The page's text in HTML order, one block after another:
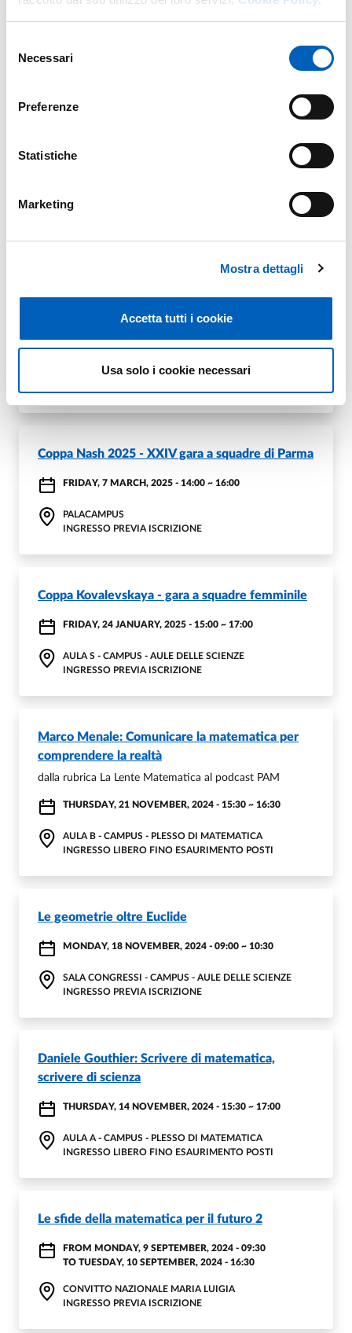
delNecessari
Preferenze
Statistiche
Marketing
Mostra dettagli
Accetta tutti i cookie
Usa solo i cookie necessari
Onde gravitazionale e grandi esperimenti
AULA GALILEI - CAMPUS - PLESSO DI FISICA
Dalla ricerca alla formazione in classe: riflessioni
sulla didattica della matematica
FRIDAY, 23 MAY, 2025 - 09:00~18:00
SCUOLA PRIMARIA "PIETRO COCCONI"
Giornata finale Olimpiadi della Matematica
Coppa Nash 2025 - XXIV gara a squadre di Parma
FRIDAY, 7 MARCH, 2025 - 14:00 ~ 16:00
PALACAMPUS
INGRESSO PREVIA ISCRIZIONE
Coppa Kovalevskaya - gara a squadre femminile
FRIDAY, 24 JANUARY, 2025 - 15:00 ~ 17:00
AULA S - CAMPUS - AULE DELLE SCIENZE
INGRESSO PREVIA ISCRIZIONE
Marco Menale: Comunicare la matematica per
comprendere la realtà
dalla rubrica La Lente Matematica al podcast PAM
THURSDAY, 21 NOVEMBER, 2024 - 15:30 ~ 16:30
AULA B - CAMPUS - PLESSO DI MATEMATICA
INGRESSO LIBERO FINO ESAURIMENTO POSTI
Le geometrie oltre Euclide
MONDAY, 18 NOVEMBER, 2024 - 09:00 ~ 10:30
SALA CONGRESSI - CAMPUS - AULE DELLE SCIENZE
INGRESSO PREVIA ISCRIZIONE
Daniele Gouthier: Scrivere di matematica,
scrivere di scienza
THURSDAY, 14 NOVEMBER, 2024 - 15:30 ~ 17:00
AULA A - CAMPUS - PLESSO DI MATEMATICA
INGRESSO LIBERO FINO ESAURIMENTO POSTI
Le sfide della matematica per il futuro 2
FROM MONDAY, 9 SEPTEMBER, 2024 - 09:30
TO TUESDAY, 10 SEPTEMBER, 2024 - 16:30
CONVITTO NAZIONALE MARIA LUIGIA
INGRESSO PREVIA ISCRIZIONE